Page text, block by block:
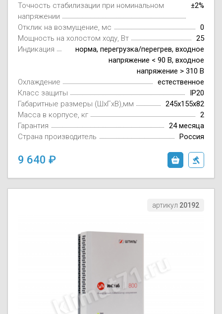
Точность стабилизации при номинальном
напряжении
±2%
Отклик на возмущение, мс
0
Мощность на холостом ходу, Вт
25
Индикация
норма, перегрузка/перегрев, входное
напряжение < 90 В, входное
напряжение > 310 В
Охлаждение
естественное
Класс защиты
IP20
Габаритные размеры (ШxГxВ),мм
245х155х82
Масса в корпусе, кг
2
Гарантия
24 месяца
Страна производитель
Россия
9 640
артикул 20192